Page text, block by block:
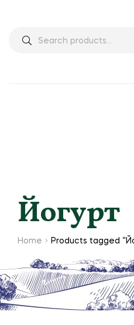
Йогурт
Home Products tagged